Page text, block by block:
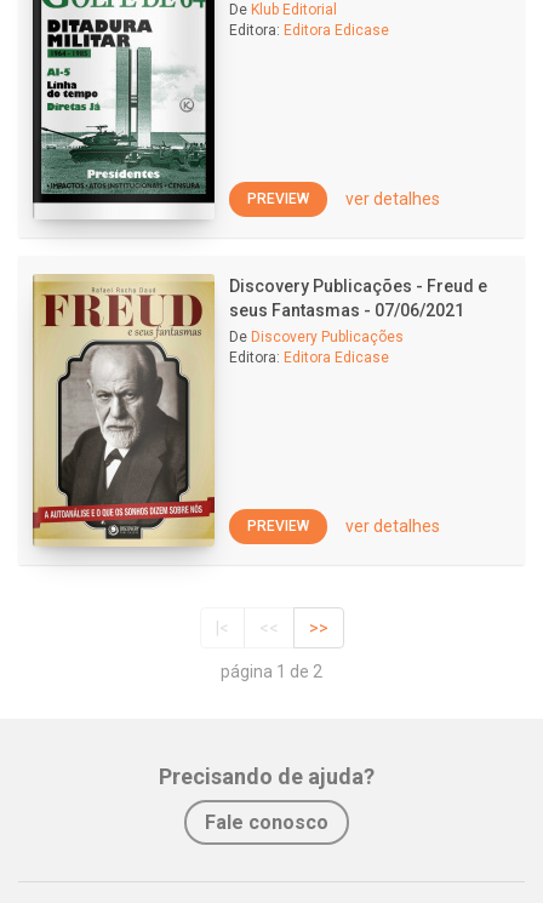
De Klub Editorial
Editora: Editora Edicase
PREVIEW ver detalhes
Discovery Publicações - Freud e
seus Fantasmas - 07/06/2021
De Discovery Publicações
Editora: Editora Edicase
PREVIEW ver detalhes
|< << >>
página 1 de 2
Precisando de ajuda?
Fale conosco